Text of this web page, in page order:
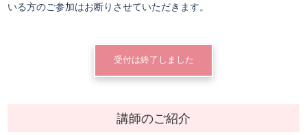
いる方のご参加はお断りさせていただきます。
受付は終了しました
講師のご紹介